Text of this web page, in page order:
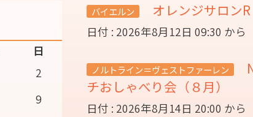
日
2
9
バイエルン オレンジサロンR
日付 : 2026年8月12日 09:30 から
ノルトライン＝ヴェストファーレン
チおしゃべり会（８月）
日付 : 2026年8月14日 20:00 から